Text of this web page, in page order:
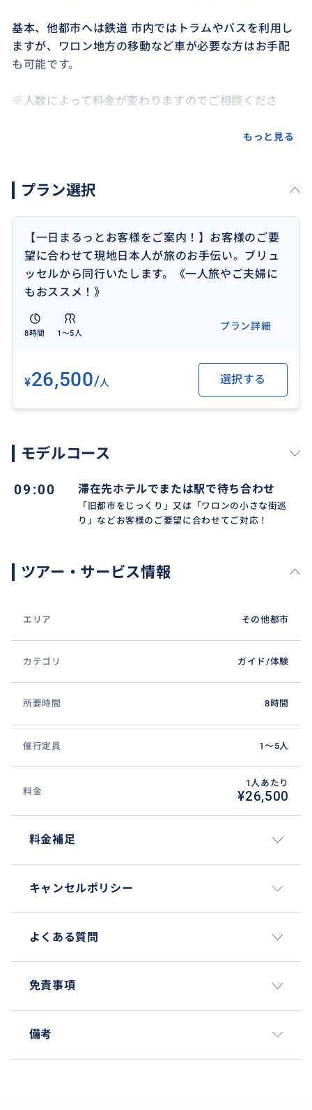
基本、他都市へは鉄道 市内ではトラムやバスを利用し
ますが、ワロン地方の移動など車が必要な方はお手配
も可能です。
※人数によって料金が変わりますのでご相談くださ
おすすめ
ワロン地方の車が必要な場合は、事前にお問い合わせ
様までとなります。）
有名スポットに加えて、ガイドおススメのお土産屋さ
んなどやお食事処もございますのでお楽しみに！
もっと見る
プラン選択
【一日まるっとお客様をご案内！】お客様のご要
望に合わせて現地日本人が旅のお手伝い。ブリュ
ッセルから同行いたします。《一人旅やご夫婦に
もおススメ！》
8時間 1〜5人
プラン詳細
¥26,500/人 選択する
モデルコース
09:00 滞在先ホテルでまたは駅で待ち合わせ
「旧都市をじっくり」又は「ワロンの小さな街巡
り」などお客様のご要望に合わせてご対応！
ツアー・サービス情報
エリア その他都市
カテゴリ ガイド/体験
所要時間 8時間
催行定員 1〜5人
料金
1人あたり
¥26,500
料金補足
キャンセルポリシー
よくある質問
免責事項
備考